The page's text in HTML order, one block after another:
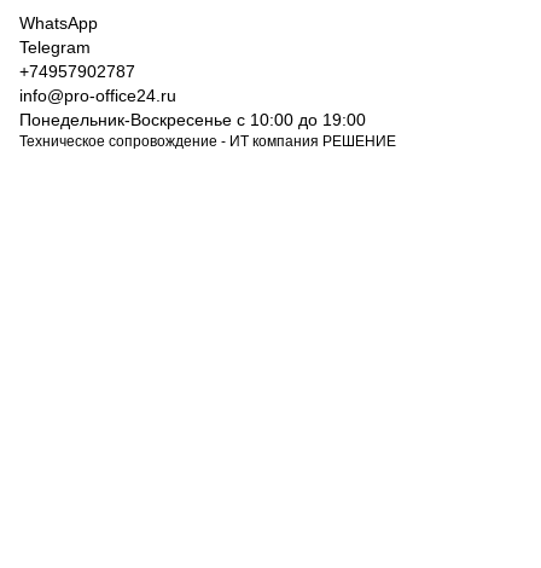
WhatsApp
Telegram
+74957902787
info@pro-office24.ru
Понедельник-Воскресенье с 10:00 до 19:00
Техническое сопровождение - ИТ компания РЕШЕНИЕ